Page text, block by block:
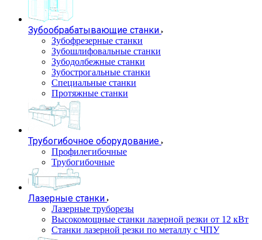
Зубообрабатывающие станки
Зубофрезерные станки
Зубошлифовальные станки
Зубодолбежные станки
Зубострогальные станки
Специальные станки
Протяжные станки
Трубогибочное оборудование
Профилегибочные
Трубогибочные
Лазерные станки
Лазерные труборезы
Высокомощные станки лазерной резки от 12 кВт
Станки лазерной резки по металлу с ЧПУ